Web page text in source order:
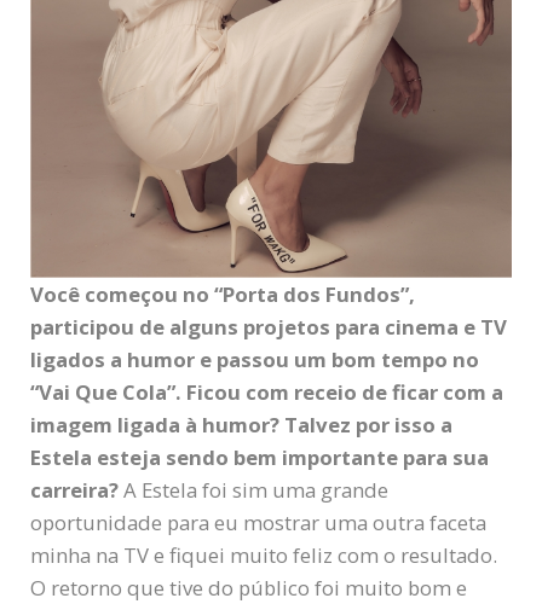
Você começou no “Porta dos Fundos”,
participou de alguns projetos para cinema e TV
ligados a humor e passou um bom tempo no
“Vai Que Cola”. Ficou com receio de ficar com a
imagem ligada à humor? Talvez por isso a
Estela esteja sendo bem importante para sua
carreira?A Estela foi sim uma grande
oportunidade para eu mostrar uma outra faceta
minha na TV e fiquei muito feliz com o resultado.
O retorno que tive do público foi muito bom e